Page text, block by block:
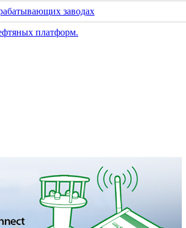
заводах
платформ.